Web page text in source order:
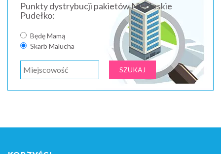
Punkty dystrybucji pakietów Niebieskie
Pudełko:
Będę Mamą
Skarb Malucha